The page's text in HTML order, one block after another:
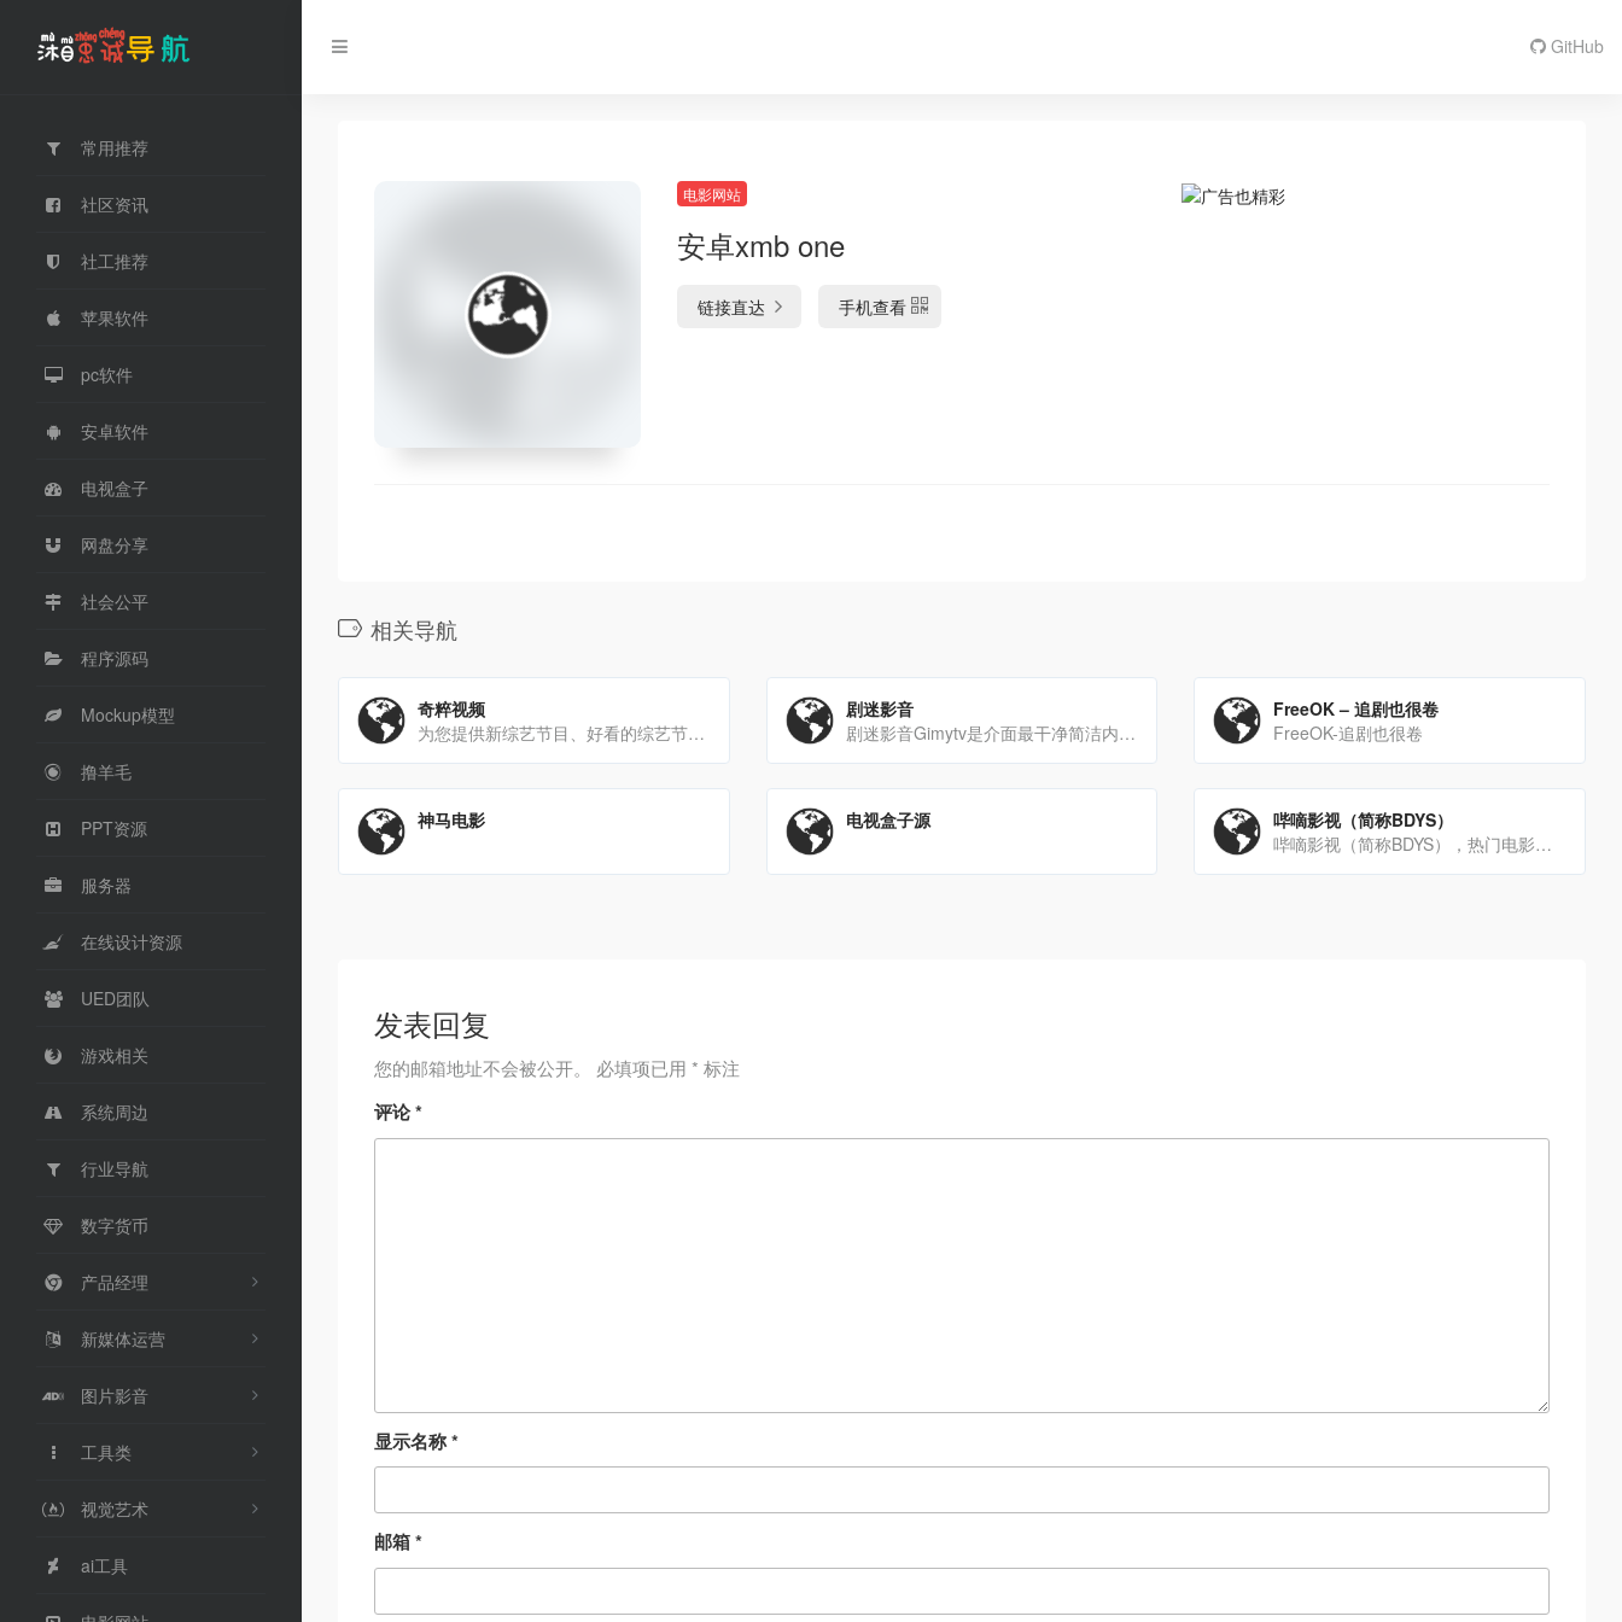
常用推荐
社区资讯
社工推荐
苹果软件
pc软件
安卓软件
电视盒子
网盘分享
社会公平
程序源码
Mockup模型
撸羊毛
PPT资源
服务器
在线设计资源
UED团队
游戏相关
系统周边
行业导航
数字货币
产品经理
新媒体运营
图片影音
工具类
视觉艺术
ai工具
GitHub
电影网站
安卓xmb one
链接直达 手机查看
相关导航
奇粹视频
为您提供新综艺节目、好看的综艺节目排行榜，免费高清在线观看选秀、情感、访谈、搞笑、真人秀、脱口秀等热门综艺节目
剧迷影音
剧迷影音Gimytv是介面最干净简洁内容最丰富的在线追剧网站，这里有更新最快的剧集，即时的动漫新番，最棒的在线[…]
FreeOK – 追剧也很卷
FreeOK-追剧也很卷
神马电影 电视盒子源
哔嘀影视（简称BDYS）
哔嘀影视（简称BDYS），热门电影，最新电影，最新电视剧，免费下载，迅雷下载，磁力下载，电驴下载，免费在线观看
发表回复
您的邮箱地址不会被公开。 必填项已用 * 标注
评论*
显示名称*
邮箱*